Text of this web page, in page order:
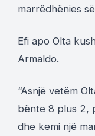
marrëdhënies
Efi apo Olta
Armaldo.
“Asnjë vetëm
bënte 8 plus 2,
dhe kemi një